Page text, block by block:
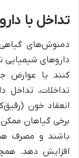
تداخل با
دمنوش‌های
داروهای شیمیایی
کنند یا عوارض
تداخلات، تداخل
انعقاد خون
برخی گیاهان
باشند و مصرف
افزایش دهد.